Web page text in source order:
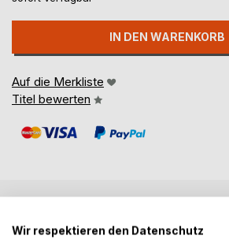
IN DEN WARENKORB
Auf die Merkliste
Titel bewerten
Wir respektieren den Datenschutz